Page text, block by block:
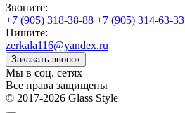
Звоните:
+7 (905) 318-38-88 +7 (905) 314-63-33
Пишите:
zerkala116@yandex.ru
Заказать звонок
Мы в соц. сетях
Все права защищены
© 2017-2026 Glass Style